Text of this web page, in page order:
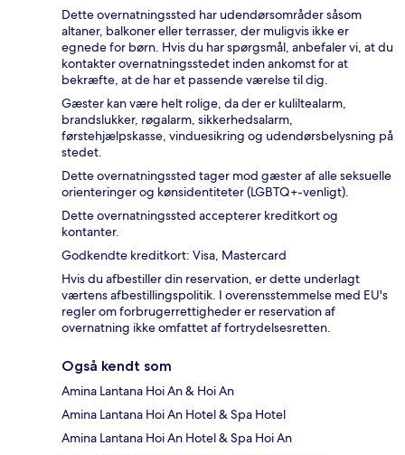
Dette overnatningssted har udendørsområder såsom
altaner, balkoner eller terrasser, der muligvis ikke er
egnede for børn. Hvis du har spørgsmål, anbefaler vi, at du
kontakter overnatningsstedet inden ankomst for at
bekræfte, at de har et passende værelse til dig.
Gæster kan være helt rolige, da der er kuliltealarm,
brandslukker, røgalarm, sikkerhedsalarm,
førstehjælpskasse, vinduesikring og udendørsbelysning på
stedet.
Dette overnatningssted tager mod gæster af alle seksuelle
orienteringer og kønsidentiteter (LGBTQ+-venligt).
Dette overnatningssted accepterer kreditkort og
kontanter.
Godkendte kreditkort: Visa, Mastercard
Hvis du afbestiller din reservation, er dette underlagt
værtens afbestillingspolitik. I overensstemmelse med EU's
regler om forbrugerrettigheder er reservation af
overnatning ikke omfattet af fortrydelsesretten.
Også kendt som
Amina Lantana Hoi An & Hoi An
Amina Lantana Hoi An Hotel & Spa Hotel
Amina Lantana Hoi An Hotel & Spa Hoi An